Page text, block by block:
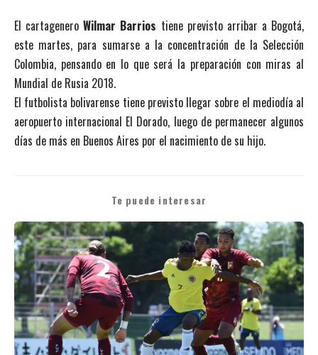
El cartageneroWilmar Barrios tiene previsto arribar a Bogotá,
este martes, para sumarse a la concentración de la Selección
Colombia, pensando en lo que será la preparación con miras al
Mundial de Rusia 2018.
El futbolista bolivarense tiene previsto llegar sobre el mediodía al
aeropuerto internacional El Dorado, luego de permanecer algunos
días de más en Buenos Aires por el nacimiento de su hijo.
Te puede interesar